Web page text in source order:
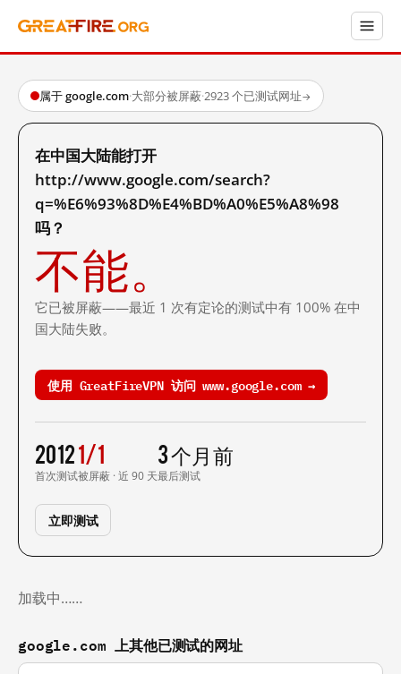
属于 google.com·大部分被屏蔽·2923 个已测试网址→
在中国大陆能打开
http://www.google.com/search?
q=%E6%93%8D%E4%BD%A0%E5%A8%98
吗？
不能。
它已被屏蔽——最近 1 次有定论的测试中有 100% 在中
国大陆失败。
使用 GreatFireVPN 访问 www.google.com →
2012
首次测试
1/1
被屏蔽 · 近 90 天
3 个月前
最后测试
立即测试
加载中……
google.com 上其他已测试的网址